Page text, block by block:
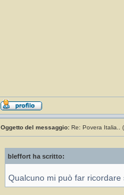
Oggetto del messaggio: Re: Povera Italia..
bleffort ha scritto:
Qualcuno mi può far